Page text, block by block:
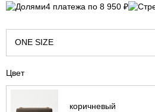
4 платежа по 8 950 ₽
ONE SIZE
Цвет
коричневый